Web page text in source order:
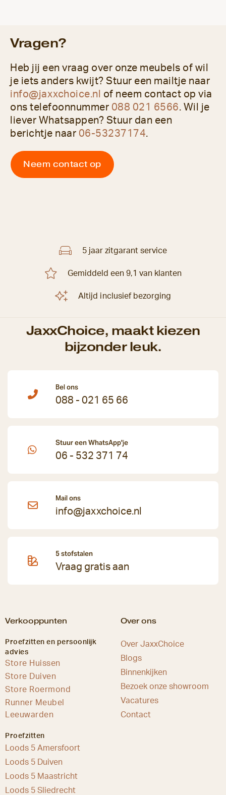
Vragen?
Heb jij een vraag over onze meubels of wil
je iets anders kwijt? Stuur een mailtje naar
info@jaxxchoice.nl
of neem contact op via
ons telefoonnummer 088 021 6566. Wil je
liever Whatsappen? Stuur dan een
berichtje naar 06-53237174.
Neem contact op
5 jaar zitgarant service
Gemiddeld een 9,1 van klanten
Altijd inclusief bezorging
JaxxChoice, maakt kiezen
bijzonder leuk.
Bel ons
088 - 021 65 66
Stuur een WhatsApp'je
06 - 532 371 74
Mail ons
info@jaxxchoice.nl
5 stofstalen
Vraag gratis aan
Verkooppunten
Proefzitten en persoonlijk
advies
Store Huissen
Store Duiven
Store Roermond
Runner Meubel
Leeuwarden
Proefzitten
Loods 5 Amersfoort
Loods 5 Duiven
Loods 5 Maastricht
Loods 5 Sliedrecht
Over ons
Over JaxxChoice
Blogs
Binnenkijken
Bezoek onze showroom
Vacatures
Contact